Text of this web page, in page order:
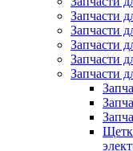
Запчасти
Запчасти
Запчасти
Запчасти
Запчасти